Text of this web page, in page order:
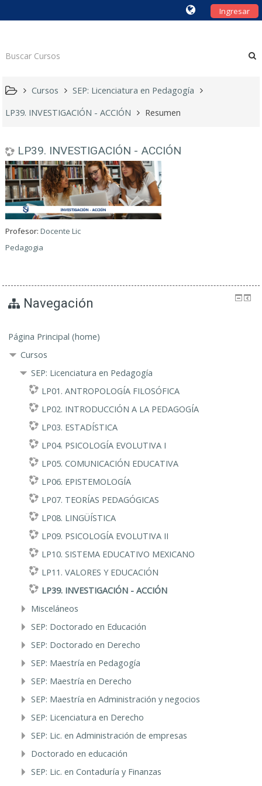
Ingresar
Cursos
SEP: Licenciatura en Pedagogía
LP39. INVESTIGACIÓN - ACCIÓN
Resumen
LP39. INVESTIGACIÓN - ACCIÓN
Profesor:Docente Lic
Pedagogia
Navegación
Página Principal (home)
Cursos
SEP: Licenciatura en Pedagogía
LP01. ANTROPOLOGÍA FILOSÓFICA
LP02. INTRODUCCIÓN A LA PEDAGOGÍA
LP03. ESTADÍSTICA
LP04. PSICOLOGÍA EVOLUTIVA I
LP05. COMUNICACIÓN EDUCATIVA
LP06. EPISTEMOLOGÍA
LP07. TEORÍAS PEDAGÓGICAS
LP08. LINGÜÍSTICA
LP09. PSICOLOGÍA EVOLUTIVA II
LP10. SISTEMA EDUCATIVO MEXICANO
LP11. VALORES Y EDUCACIÓN
LP39. INVESTIGACIÓN - ACCIÓN
Misceláneos
SEP: Doctorado en Educación
SEP: Doctorado en Derecho
SEP: Maestría en Pedagogía
SEP: Maestría en Derecho
SEP: Maestría en Administración y negocios
SEP: Licenciatura en Derecho
SEP: Lic. en Administración de empresas
Doctorado en educación
SEP: Lic. en Contaduría y Finanzas